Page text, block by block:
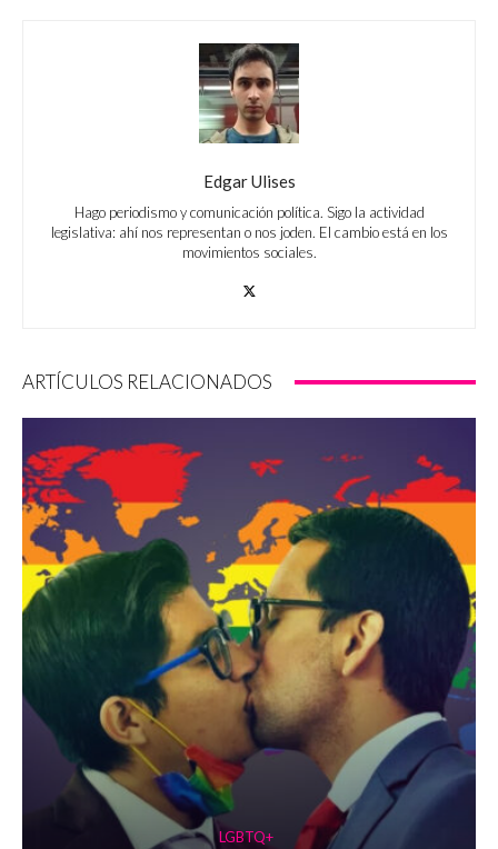
Edgar Ulises
Hago periodismo y comunicación política. Sigo la actividad
legislativa: ahí nos representan o nos joden. El cambio está en los
movimientos sociales.
ARTÍCULOS RELACIONADOS
LGBTQ+